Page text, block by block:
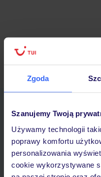
Zgoda
Szanujemy Twoją
Używamy technologii
poprawy komfortu
personalizowania
cookie wykorzystywane
Strona główna
Szybkie wyszukiwanie i
Lista ulubionych ofert i
Historia wyszukiwań i
Kontakt z TUI i wszystkie
myTUI